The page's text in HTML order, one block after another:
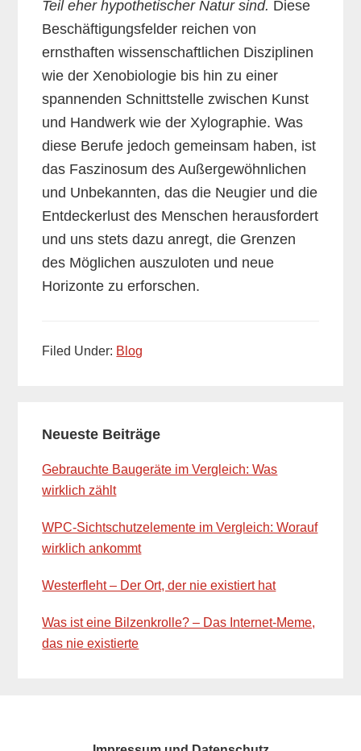
Teil eher hypothetischer Natur sind. Diese
Beschäftigungsfelder reichen von
ernsthaften wissenschaftlichen Disziplinen
wie der Xenobiologie bis hin zu einer
spannenden Schnittstelle zwischen Kunst
und Handwerk wie der Xylographie. Was
diese Berufe jedoch gemeinsam haben, ist
das Faszinosum des Außergewöhnlichen
und Unbekannten, das die Neugier und die
Entdeckerlust des Menschen herausfordert
und uns stets dazu anregt, die Grenzen
des Möglichen auszuloten und neue
Horizonte zu erforschen.
Filed Under: Blog
Sidebar
Neueste Beiträge
Gebrauchte Baugeräte im Vergleich: Was
wirklich zählt
WPC-Sichtschutzelemente im Vergleich: Worauf
wirklich ankommt
Westerfleht – Der Ort, der nie existiert hat
Was ist eine Bilzenkrolle? – Das Internet-Meme,
das nie existierte